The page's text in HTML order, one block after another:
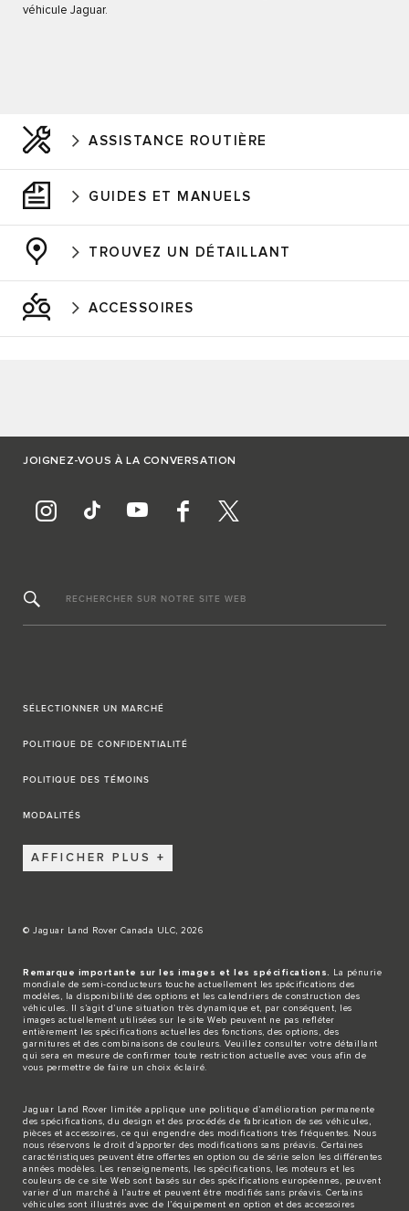
véhicule Jaguar.
ASSISTANCE ROUTIÈRE
GUIDES ET MANUELS
TROUVEZ UN DÉTAILLANT
ACCESSOIRES
JOIGNEZ-VOUS À LA CONVERSATION
RECHERCHER SUR NOTRE SITE WEB
SÉLECTIONNER UN MARCHÉ
POLITIQUE DE CONFIDENTIALITÉ
POLITIQUE DES TÉMOINS
MODALITÉS
AFFICHER PLUS
© Jaguar Land Rover Canada ULC, 2026
Remarque importante sur les images et les spécifications.
La pénurie
mondiale de semi-conducteurs touche actuellement les spécifications des
modèles, la disponibilité des options et les calendriers de construction des
véhicules. Il s’agit d’une situation très dynamique et, par conséquent, les
images actuellement utilisées sur le site Web peuvent ne pas refléter
entièrement les spécifications actuelles des fonctions, des options, des
garnitures et des combinaisons de couleurs. Veuillez consulter votre détaillant
qui sera en mesure de confirmer toute restriction actuelle avec vous afin de
vous permettre de faire un choix éclairé.
Jaguar Land Rover limitée applique une politique d’amélioration permanente
des spécifications, du design et des procédés de fabrication de ses véhicules,
pièces et accessoires, ce qui engendre des modifications très fréquentes. Nous
nous réservons le droit d’apporter des modifications sans préavis. Certaines
caractéristiques peuvent être offertes en option ou de série selon les différentes
années modèles. Les renseignements, les spécifications, les moteurs et les
couleurs de ce site Web sont basés sur des spécifications européennes, peuvent
varier d’un marché à l’autre et peuvent être modifiés sans préavis. Certains
véhicules sont illustrés avec de l’équipement en option et des accessoires